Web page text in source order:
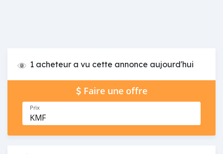
1 acheteur a vu cette annonce aujourd'hui
Faire une offre
Prix
KMF